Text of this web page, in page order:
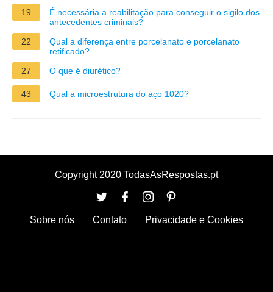
19
É necessária a reabilitação para conseguir o sigilo dos
antecedentes criminais?
22
Qual a diferença entre porcelanato e porcelanato
retificado?
27
O que é diurético?
43 Qual a microestrutura do aço 1020?
Copyright 2020 TodasAsRespostas.pt
Sobre nós Contato Privacidade e Cookies